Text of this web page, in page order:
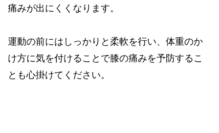
痛みが出にくくなります。
運動の前にはしっかりと柔軟を行い、体重のか
け方に気を付けることで膝の痛みを予防するこ
とも心掛けてください。